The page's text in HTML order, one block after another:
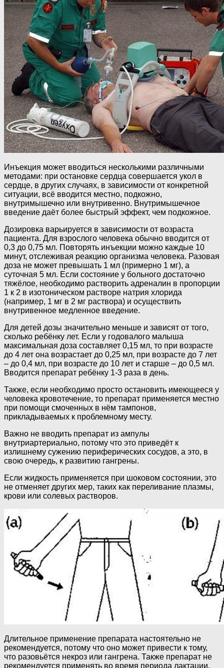
Инъекция может вводиться несколькими различными
методами: при остановке сердца совершается укол в
сердце, в других случаях, в зависимости от конкретной
ситуации, всё вводится местно, подкожно,
внутримышечно или внутривенно. Внутримышечное
введение даёт более быстрый эффект, чем подкожное.
Дозировка варьируется в зависимости от возраста
пациента. Для взрослого человека обычно вводится от
0,3 до 0,75 мл. Повторять инъекции можно каждые 10
минут, отслеживая реакцию организма человека. Разовая
доза не может превышать 1 мл (примерно 1 мг), а
суточная 5 мл. Если состояние у больного достаточно
тяжёлое, необходимо растворить адреналин в пропорции
1 к 2 в изотоническом растворе натрия хлорида
(например, 1 мг в 2 мг раствора) и осуществить
внутривенное медленное введение.
Для детей дозы значительно меньше и зависят от того,
сколько ребёнку лет. Если у годовалого малыша
максимальная доза составляет 0,15 мл, то при возрасте
до 4 лет она возрастает до 0,25 мл, при возрасте до 7 лет
– до 0,4 мл, при возрасте до 10 лет и старше – до 0,5 мл.
Вводится препарат ребёнку 1-3 раза в день.
Также, если необходимо просто остановить имеющееся у
человека кровотечение, то препарат применяется местно
при помощи смоченных в нём тампонов,
прикладываемых к проблемному месту.
Важно не вводить препарат из ампулы
внутриартериально, потому что это приведёт к
излишнему сужению периферических сосудов, а это, в
свою очередь, к развитию гангрены.
Если жидкость применяется при шоковом состоянии, это
не отменяет других мер, таких как переливание плазмы,
крови или солевых растворов.
Длительное применение препарата настоятельно не
рекомендуется, потому что оно может привести к тому,
что разовьётся некроз или гангрена. Также препарат не
рекомендуется применять во время периода лактации.